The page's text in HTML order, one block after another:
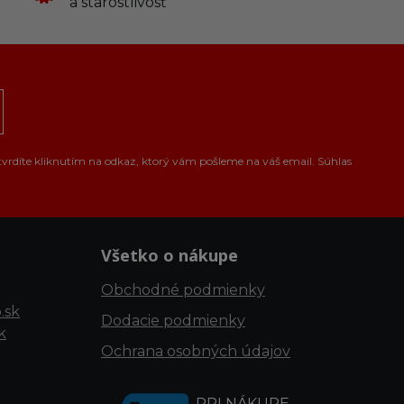
kliknutím na odkaz, ktorý vám pošleme na váš email. Súhlas
Všetko o nákupe
Obchodné podmienky
Dodacie podmienky
Ochrana osobných údajov